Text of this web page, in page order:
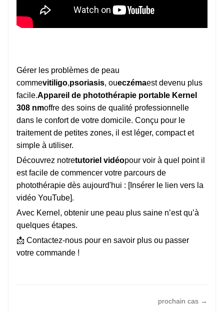
Gérer les problèmes de peau
commevitiligo,psoriasis, oueczémaest devenu plus
facile.Appareil de photothérapie portable Kernel
308 nmoffre des soins de qualité professionnelle
dans le confort de votre domicile. Conçu pour le
traitement de petites zones, il est léger, compact et
simple à utiliser.
Découvrez notretutoriel vidéopour voir à quel point il
est facile de commencer votre parcours de
photothérapie dès aujourd'hui : [Insérer le lien vers la
vidéo YouTube].
Avec Kernel, obtenir une peau plus saine n’est qu’à
quelques étapes.
📩 Contactez-nous pour en savoir plus ou passer
votre commande !
prochain cas →